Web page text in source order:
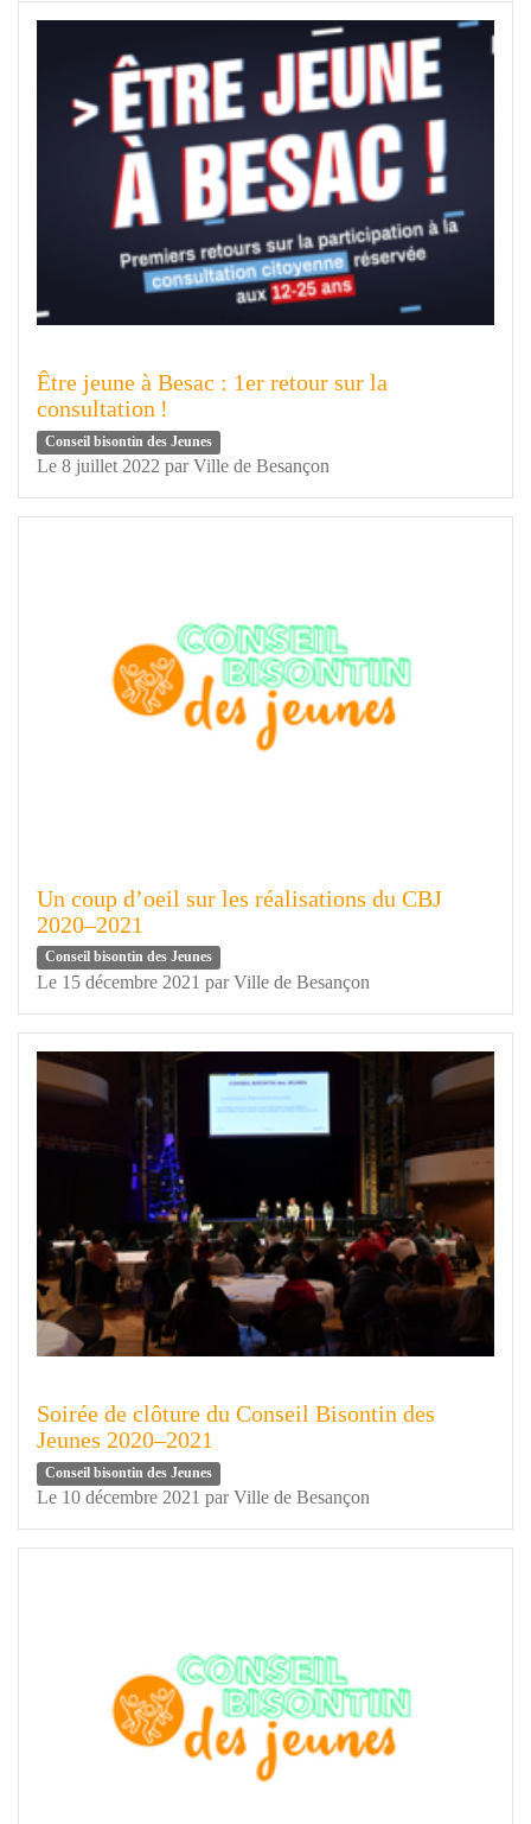
Être jeune à Besac : 1er retour sur la
consultation !
Conseil bisontin des Jeunes
Le 8 juillet 2022 parVille de Besançon
Un coup d’oeil sur les réalisations du CBJ
2020–2021
Conseil bisontin des Jeunes
Le 15 décembre 2021 parVille de Besançon
Soirée de clôture du Conseil Bisontin des
Jeunes 2020–2021
Conseil bisontin des Jeunes
Le 10 décembre 2021 parVille de Besançon